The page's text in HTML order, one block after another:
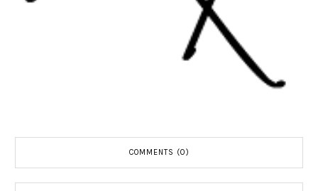
COMMENTS (0)